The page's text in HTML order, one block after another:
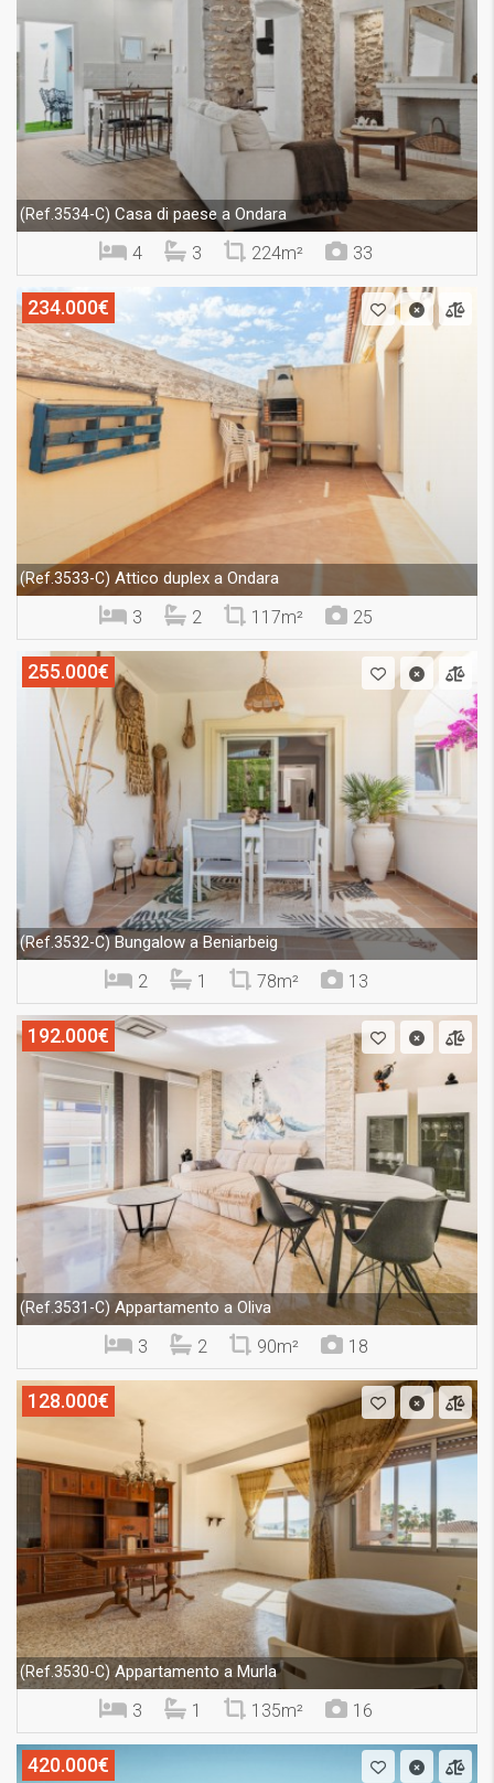
(Ref.3534-C) Casa di paese a Ondara
4 3 224m² 33
234.000€
(Ref.3533-C) Attico duplex a Ondara
3 2 117m² 25
255.000€
(Ref.3532-C) Bungalow a Beniarbeig
2 1 78m² 13
192.000€
(Ref.3531-C) Appartamento a Oliva
3 2 90m² 18
128.000€
(Ref.3530-C) Appartamento a Murla
3 1 135m² 16
420.000€